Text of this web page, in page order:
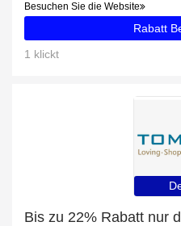
Besuchen Sie die Website
Rabatt
1 klickt
Bis zu 22% Rabatt nur